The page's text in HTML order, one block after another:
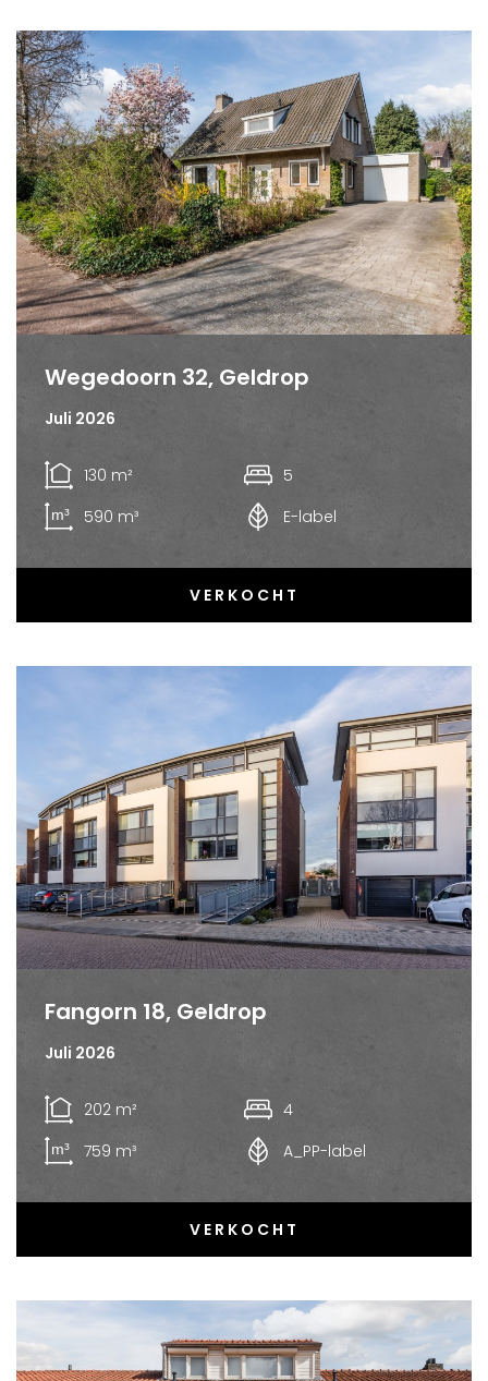
Wegedoorn 32, Geldrop
Juli 2026
130 m²
5
590 m³
E-label
VERKOCHT
Fangorn 18, Geldrop
Juli 2026
202 m²
4
759 m³
A_PP-label
VERKOCHT